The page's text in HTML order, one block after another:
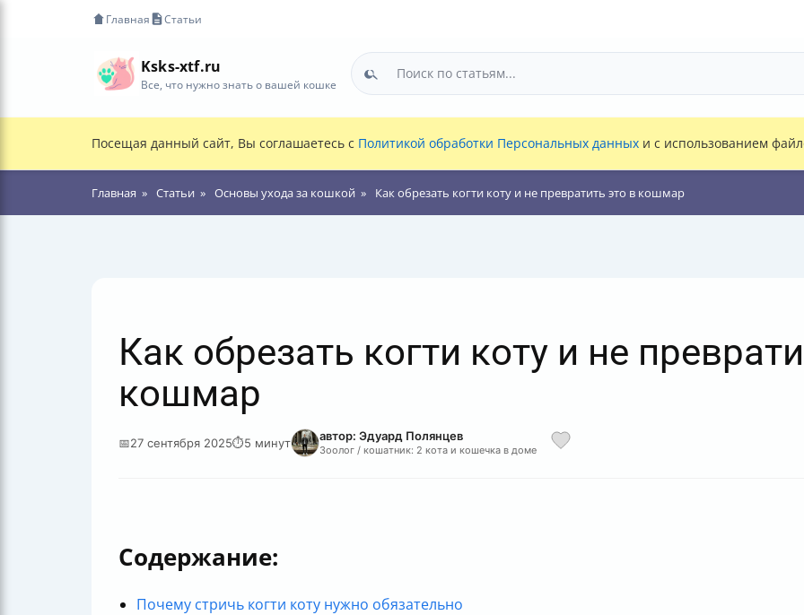
Главная Статьи
Ksks-xtf.ru
Все, что нужно знать о вашей кошке
Посещая данный сайт, Вы соглашаетесь с Политикой обработки Персональных данных и с использованием
Главная Статьи Основы ухода за кошкой Как обрезать когти коту и не превратить это в кошмар
Как обрезать когти коту и не
кошмар
📅27 сентября 2025⏱5 минут автор: Эдуард Полянцев
Зоолог / кошатник: 2 кота и кошечка в доме
Содержание:
Почему стричь когти коту нужно обязательно